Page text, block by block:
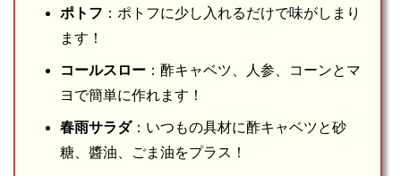
ポトフ ：ポトフに少し入れるだけで味がしまり
ます！
コールスロー ：酢キャベツ、人参、コーンとマ
ヨで簡単に作れます！
春雨サラダ：いつもの具材に酢キャベツと砂
糖、醬油、ごま油をプラス！